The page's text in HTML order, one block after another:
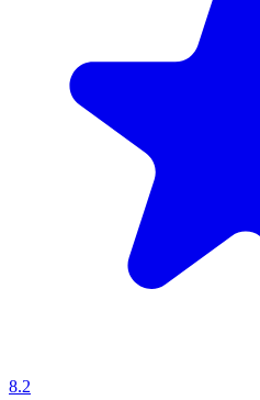
8.2